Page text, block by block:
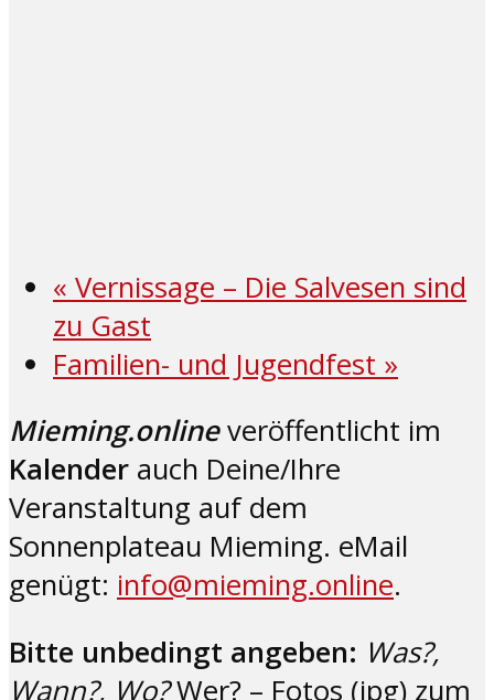
« Vernissage – Die Salvesen sind
zu Gast
Familien- und Jugendfest »
Mieming.onlineveröffentlicht im
Kalender auch Deine/Ihre
Veranstaltung auf dem
Sonnenplateau Mieming. eMail
genügt: info@mieming.online.
Bitte unbedingt angeben: Was?,
Wann?, Wo?Wer? – Fotos (jpg) zum